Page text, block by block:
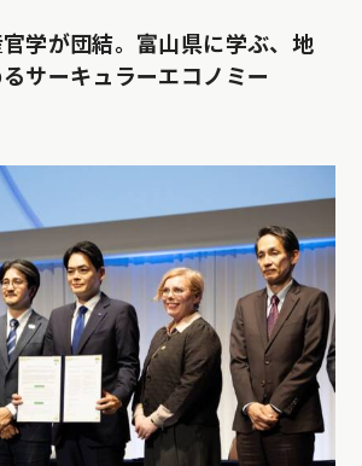
学が団結。富山県に学ぶ、地
サーキュラーエコノミー